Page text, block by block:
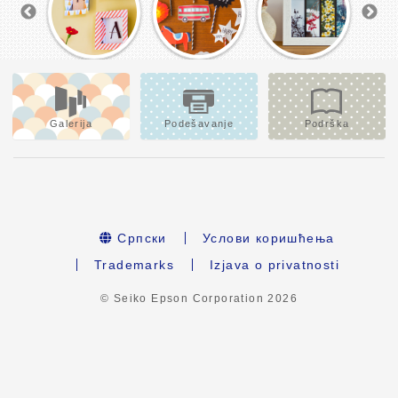
Galerija Podešavanje Podrška
Српски
Услови коришћења
Trademarks
Izjava o privatnosti
© Seiko Epson Corporation2026